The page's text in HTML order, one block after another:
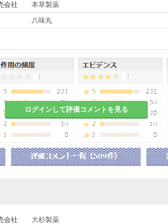
会社
本草製薬
八味丸
ログインして評価コメントを見る
会社
大杉製薬